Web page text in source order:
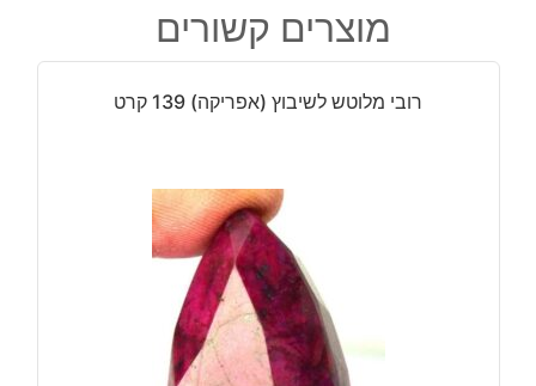
ירוק
גלם
3
13.70
קרט
מוצרים קשורים
רובי מלוטש לשיבוץ (אפריקה) 139 קרט